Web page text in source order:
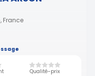
France
Qualité-prix